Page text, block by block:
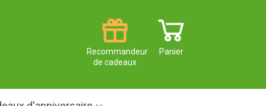
Panier
Recommandeur
de cadeaux